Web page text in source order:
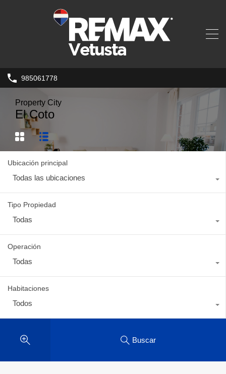
985061778
Property City
El Coto
Ubicación principal
Todas las ubicaciones
Tipo Propiedad
Todas
Operación
Todas
Habitaciones
Todos
Buscar